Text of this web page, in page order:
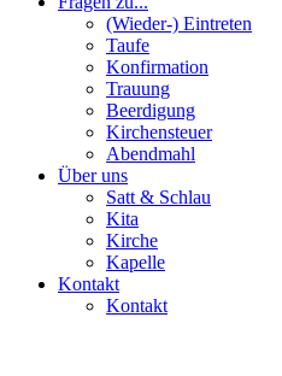
(Wieder-) Eintreten
Taufe
Konfirmation
Trauung
Beerdigung
Kirchensteuer
Abendmahl
Über uns
Satt & Schlau
Kita
Kirche
Kapelle
Kontakt
Kontakt